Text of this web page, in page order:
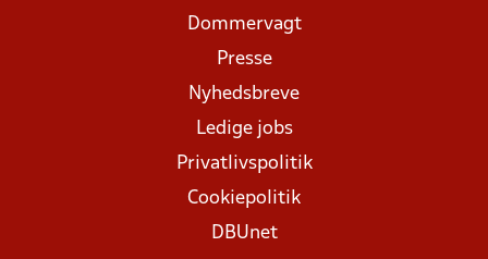
Dommervagt
Presse
Nyhedsbreve
Ledige jobs
Privatlivspolitik
Cookiepolitik
DBUnet